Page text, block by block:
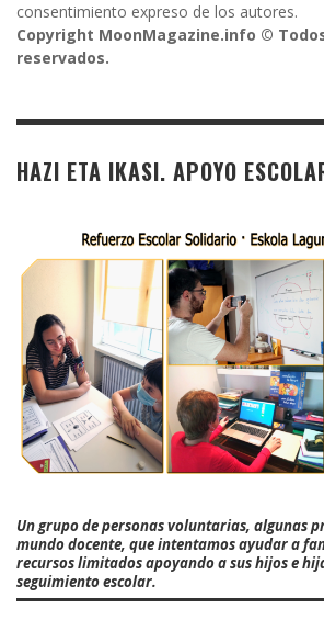
consentimiento expreso de los autores.
Copyright MoonMagazine.info ©
reservados.
HAZI ETA IKASI. APOYO
Un grupo de personas voluntarias, algunas
mundo docente, que intentamos ayudar a
recursos limitados apoyando a sus hijos e
seguimiento escolar.